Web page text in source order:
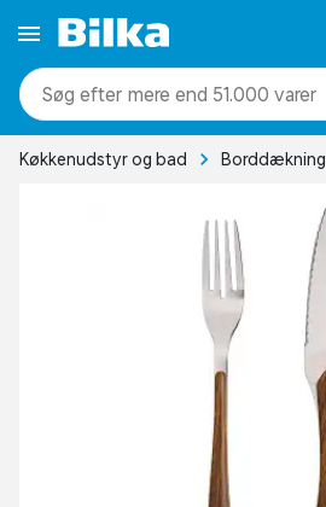
mere end 51.000 varer
Køkkenudstyr og bad Borddækning